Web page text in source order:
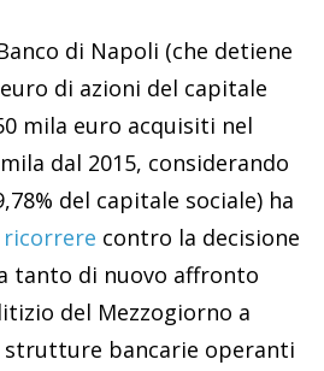
di Napoli (che detiene
euro di azioni del capitale
mila euro acquisiti nel
dal 2015, considerando
del capitale sociale) ha
ricorrere contro la decisione
tanto di nuovo affronto
del Mezzogiorno a
bancarie operanti